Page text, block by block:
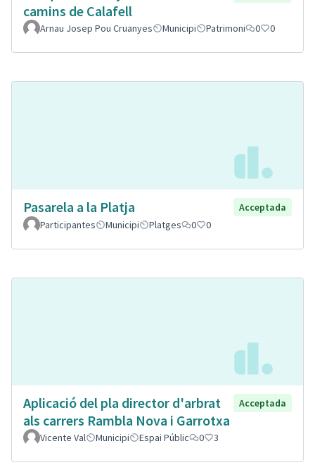
camins de Calafell
Arnau Josep Pou Cruanyes Municipi Patrimoni 0 0
Pasarela a la Platja
Acceptada
Participantes
Municipi Platges 0 0
Aplicació del pla director d'arbrat
als carrers Rambla Nova i Garrotxa
Acceptada
Vicente Val Municipi Espai Públic 0 3